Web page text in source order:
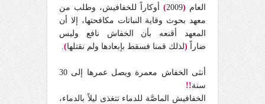
العام (
2009
) أوكاراً للخفافيش، وطلب من
معهد بحوث وقاية النباتات مكافحتها، إلا أن
المعهد أقنعه بأن الخفاش نافع وليس
ضاراً (لذلك قمنا فسقط بإبعادها ولم نقتلها)
.
أنثى الخفاش معمرة ويصل عمرها إلى 30
سنة!!
الخفافيش الماصَّة للدماء تتغذى ليلاً بالدماء،